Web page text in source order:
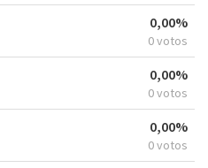
0,00%
0 votos
0,00%
0 votos
0,00%
0 votos